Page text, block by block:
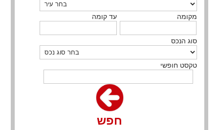
מקומה עד קומה
סוג הנכס
טקסט חופשי
חפש